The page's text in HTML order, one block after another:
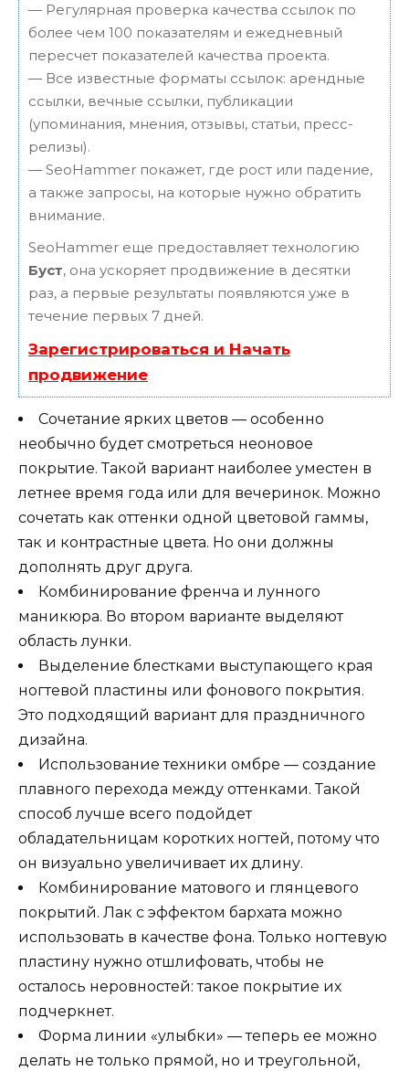
— Регулярная проверка качества ссылок по
более чем 100 показателям и ежедневный
пересчет показателей качества проекта.
— Все известные форматы ссылок: арендные
ссылки, вечные ссылки, публикации
(упоминания, мнения, отзывы, статьи, пресс-
релизы).
— SeoHammer покажет, где рост или падение,
а также запросы, на которые нужно обратить
внимание.
SeoHammer еще предоставляет технологию
Буст, она ускоряет продвижение в десятки
раз, а первые результаты появляются уже в
течение первых 7 дней.
Зарегистрироваться и Начать
продвижение
Сочетание ярких цветов — особенно
необычно будет смотреться неоновое
покрытие. Такой вариант наиболее уместен в
летнее время года или для вечеринок. Можно
сочетать как оттенки одной цветовой гаммы,
так и контрастные цвета. Но они должны
дополнять друг друга.
Комбинирование френча и лунного
маникюра. Во втором варианте выделяют
область лунки.
Выделение блестками выступающего края
ногтевой пластины или фонового покрытия.
Это подходящий вариант для праздничного
дизайна.
Использование техники омбре — создание
плавного перехода между оттенками. Такой
способ лучше всего подойдет
обладательницам коротких ногтей, потому что
он визуально увеличивает их длину.
Комбинирование матового и глянцевого
покрытий. Лак с эффектом бархата можно
использовать в качестве фона. Только ногтевую
пластину нужно отшлифовать, чтобы не
осталось неровностей: такое покрытие их
подчеркнет.
Форма линии «улыбки» — теперь ее можно
делать не только прямой, но и треугольной,